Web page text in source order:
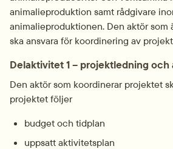
animalieproduktion samt rådgivare
animalieproduktionen. Den aktör som
ska ansvara för koordinering av
Delaktivitet 1 – projektledning och
Den aktör som koordinerar projektet
projektet följer
budget och tidplan
uppsatt aktivitetsplan